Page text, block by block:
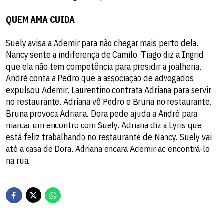
QUEM AMA CUIDA
Suely avisa a Ademir para não chegar mais perto dela.
Nancy sente a indiferença de Camilo. Tiago diz a Ingrid
que ela não tem competência para presidir a joalheria.
André conta a Pedro que a associação de advogados
expulsou Ademir. Laurentino contrata Adriana para servir
no restaurante. Adriana vê Pedro e Bruna no restaurante.
Bruna provoca Adriana. Dora pede ajuda a André para
marcar um encontro com Suely. Adriana diz a Lyris que
está feliz trabalhando no restaurante de Nancy. Suely vai
até a casa de Dora. Adriana encara Ademir ao encontrá-lo
na rua.